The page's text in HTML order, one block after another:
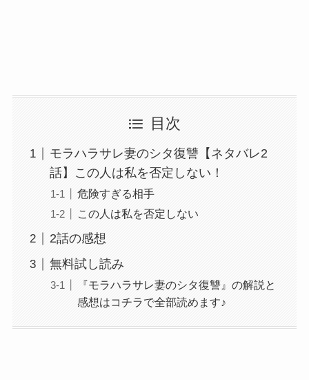
目次
モラハラサレ妻のシタ復讐【ネタバレ2
話】この人は私を否定しない！
危険すぎる相手
この人は私を否定しない
2話の感想
無料試し読み
『モラハラサレ妻のシタ復讐』の解説と
感想はコチラで全部読めます♪